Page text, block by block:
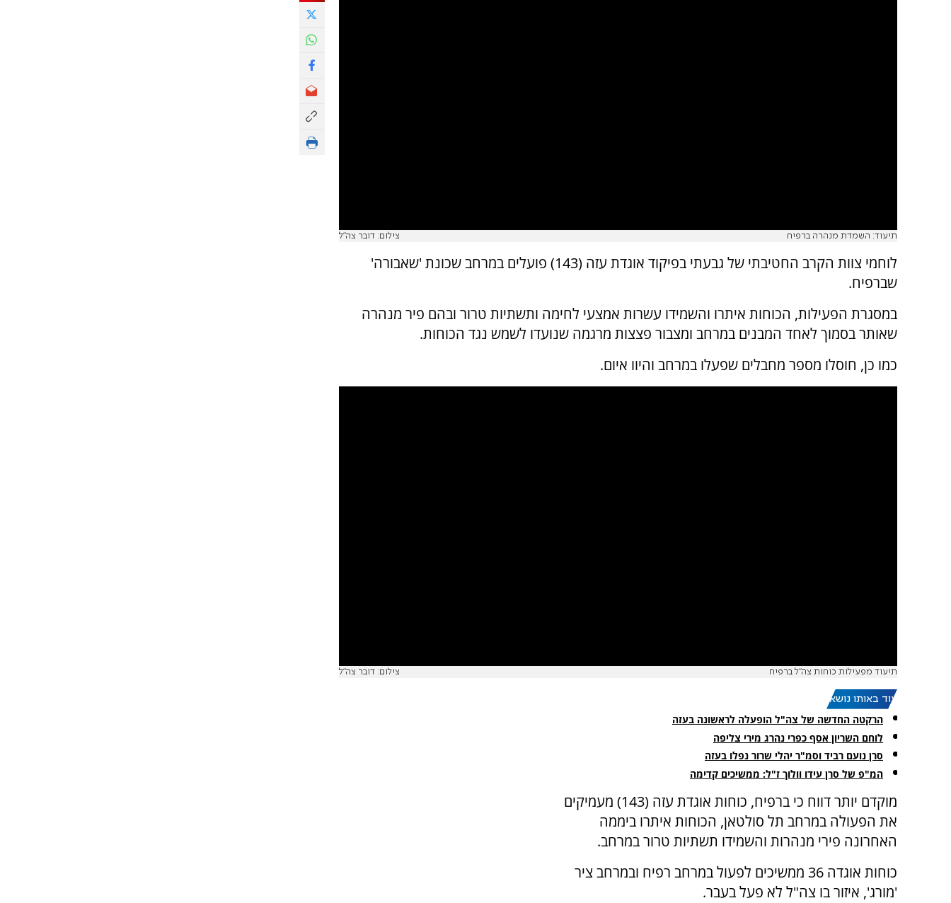
תיעוד: השמדת מנהרה ברפיח צילום: דובר צה"ל
לוחמי צוות הקרב החטיבתי של גבעתי בפיקוד אוגדת עזה (143) פועלים במרחב שכונת 'שאבורה'
שברפיח.
במסגרת הפעילות, הכוחות איתרו והשמידו עשרות אמצעי לחימה ותשתיות טרור ובהם פיר מנהרה
שאותר בסמוך לאחד המבנים במרחב ומצבור פצצות מרגמה שנועדו לשמש נגד הכוחות.
כמו כן, חוסלו מספר מחבלים שפעלו במרחב והיוו איום.
תיעוד מפעילות כוחות צה"ל ברפיח צילום: דובר צה"ל
עוד באותו נושא:
הרקטה החדשה של צה"ל הופעלה לראשונה בעזה
לוחם השריון אסף כפרי נהרג מירי צליפה
סרן נועם רביד וסמ"ר יהלי שרור נפלו בעזה
המ"פ של סרן עידו וולוך ז"ל: ממשיכים קדימה
מוקדם יותר דווח כי ברפיח, כוחות אוגדת עזה (143) מעמיקים
את הפעולה במרחב תל סולטאן, הכוחות איתרו ביממה
האחרונה פירי מנהרות והשמידו תשתיות טרור במרחב.
כוחות אוגדה 36 ממשיכים לפעול במרחב רפיח ובמרחב ציר
'מורג', איזור בו צה"ל לא פעל בעבר.